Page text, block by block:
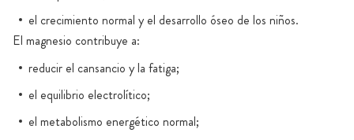
el crecimiento normal y el desarrollo óseo de los niños.
El magnesio contribuye a:
reducir el cansancio y la fatiga;
el equilibrio electrolítico;
el metabolismo energético normal;